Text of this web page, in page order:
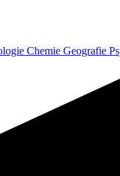
Chemie Geografie